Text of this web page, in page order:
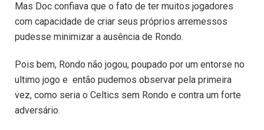
Mas Doc confiava que o fato de ter muitos jogadores
com capacidade de criar seus próprios arremessos
pudesse minimizar a ausência de Rondo.
Pois bem, Rondo não jogou, poupado por um entorse no
ultimo jogo e então pudemos observar pela primeira
vez, como seria o Celtics sem Rondo e contra um forte
adversário.